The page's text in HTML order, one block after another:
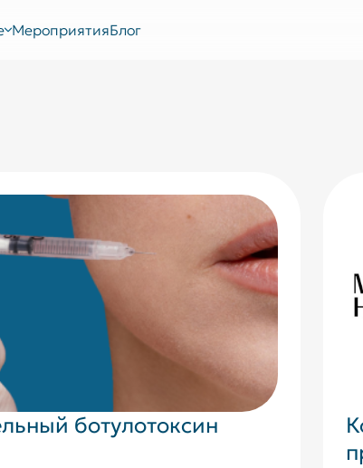
МероприятияБлог
ботулотоксин